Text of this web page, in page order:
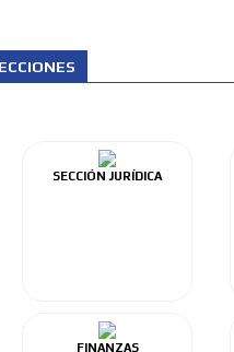
SECCIÓN JURÍDICA
FINANZAS